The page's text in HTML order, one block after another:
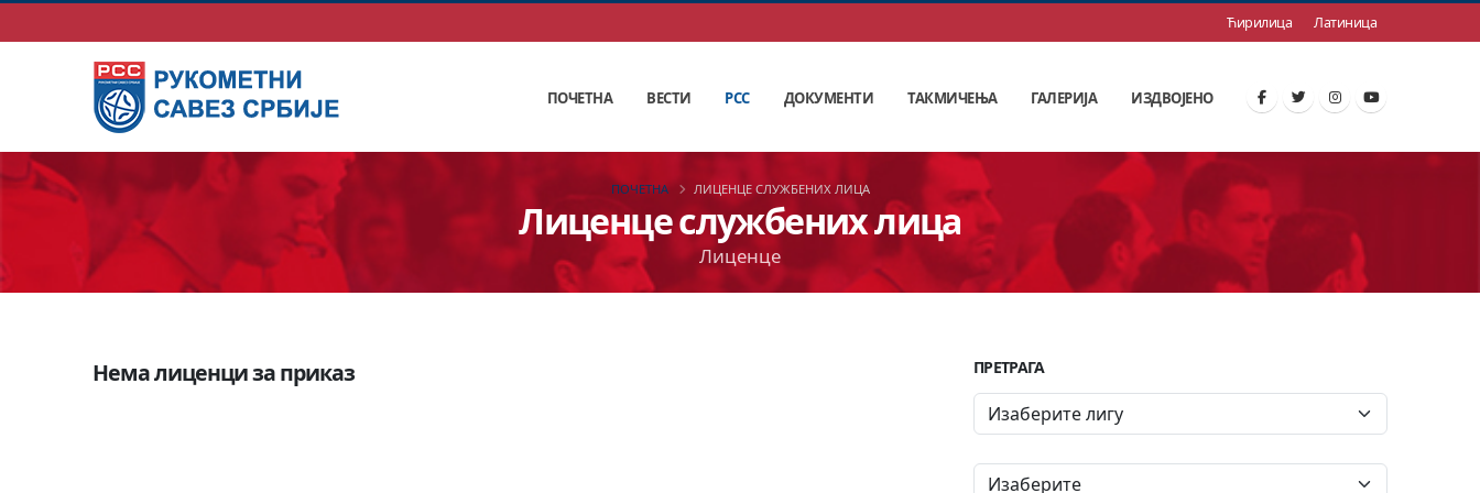
Ћирилица Латиница
ПОЧЕТНА ВЕСТИ РСС ДОКУМЕНТИ ТАКМИЧЕЊА ГАЛЕРИЈА ИЗДВОЈЕНО
Лиценце службених лица
Лиценце
ПОЧЕТНА ЛИЦЕНЦЕ СЛУЖБЕНИХ ЛИЦА
Нема лиценци за приказ ПРЕТРАГА